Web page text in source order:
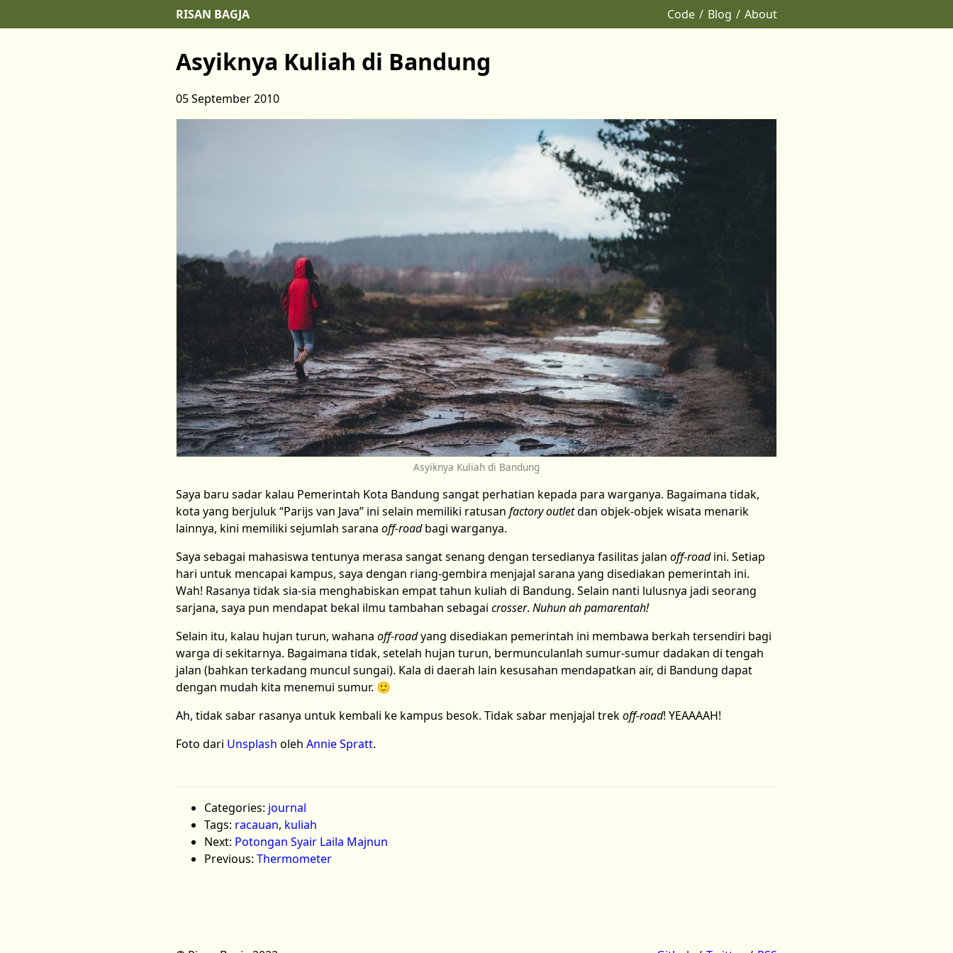
RISAN BAGJA Code Blog About
Asyiknya Kuliah di Bandung
05 September 2010
Asyiknya Kuliah di Bandung
Saya baru sadar kalau Pemerintah Kota Bandung sangat perhatian kepada para warganya. Bagaimana tidak,
kota yang berjuluk “Parijs van Java” ini selain memiliki ratusan factory outletdan objek-objek wisata menarik
lainnya, kini memiliki sejumlah sarana off-roadbagi warganya.
Saya sebagai mahasiswa tentunya merasa sangat senang dengan tersedianya fasilitas jalan off-roadini. Setiap
hari untuk mencapai kampus, saya dengan riang-gembira menjajal sarana yang disediakan pemerintah ini.
Wah! Rasanya tidak sia-sia menghabiskan empat tahun kuliah di Bandung. Selain nanti lulusnya jadi seorang
sarjana, saya pun mendapat bekal ilmu tambahan sebagai crosser. Nuhun ah pamarentah!
Selain itu, kalau hujan turun, wahana off-roadyang disediakan pemerintah ini membawa berkah tersendiri bagi
warga di sekitarnya. Bagaimana tidak, setelah hujan turun, bermunculanlah sumur-sumur dadakan di tengah
jalan (bahkan terkadang muncul sungai). Kala di daerah lain kesusahan mendapatkan air, di Bandung dapat
dengan mudah kita menemui sumur. 🙂
Ah, tidak sabar rasanya untuk kembali ke kampus besok. Tidak sabar menjajal trekoff-road! YEAAAAH!
Foto dari Unsplash oleh Annie Spratt.
Categories: journal
Tags: racauan, kuliah
Next: Potongan Syair Laila Majnun
Previous: Thermometer